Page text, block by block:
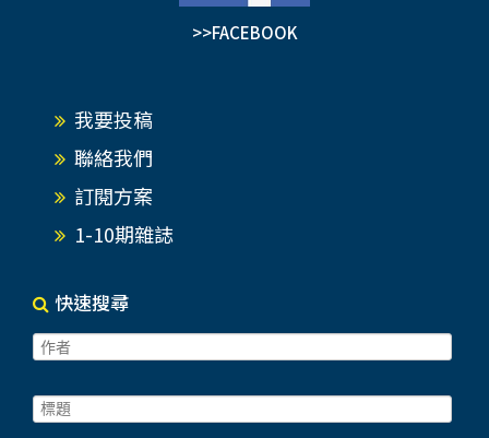
>>FACEBOOK
我要投稿
聯絡我們
訂閱方案
1-10期雜誌
快速搜尋